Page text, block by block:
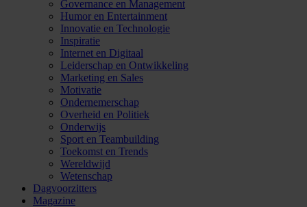
Governance en Management
Humor en Entertainment
Innovatie en Technologie
Inspiratie
Internet en Digitaal
Leiderschap en Ontwikkeling
Marketing en Sales
Motivatie
Ondernemerschap
Overheid en Politiek
Onderwijs
Sport en Teambuilding
Toekomst en Trends
Wereldwijd
Wetenschap
Dagvoorzitters
Magazine